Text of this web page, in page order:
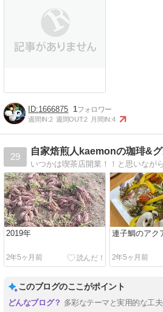
1666875 1
週間IN:2 週間OUT:2 月間IN:4
29
自家焙煎人kaemonの珈琲&
2019年
2年5ヶ月前
連子鯛のアク
2年5ヶ月前
このブログのここがポイント
多彩なテーマと実用的な工